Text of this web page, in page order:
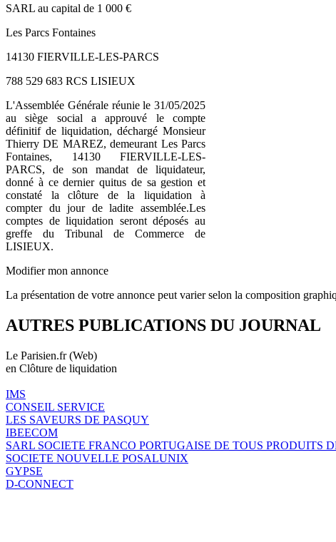
SARL au capital de 1 000 €
Les Parcs Fontaines
14130 FIERVILLE-LES-PARCS
788 529 683 RCS LISIEUX
L'Assemblée Générale réunie le 31/05/2025
au siège social a approuvé le compte
définitif de liquidation, déchargé Monsieur
Thierry DE MAREZ, demeurant Les Parcs
Fontaines, 14130 FIERVILLE-LES-
PARCS, de son mandat de liquidateur,
donné à ce dernier quitus de sa gestion et
constaté la clôture de la liquidation à
compter du jour de ladite assemblée.Les
comptes de liquidation seront déposés au
greffe du Tribunal de Commerce de
LISIEUX.
Modifier mon annonce
La présentation de votre annonce peut varier selon la composition
AUTRES PUBLICATIONS DU JOURNAL
Le Parisien.fr (Web)
en Clôture de liquidation
IMS
CONSEIL SERVICE
LES SAVEURS DE PASQUY
IBEECOM
SARL SOCIETE FRANCO PORTUGAISE DE TOUS PRODUITS
SOCIETE NOUVELLE POSALUNIX
GYPSE
D-CONNECT